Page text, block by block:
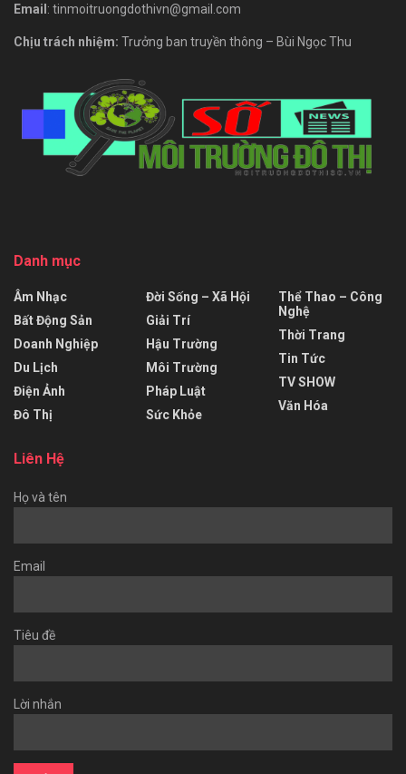
Email : tinmoitruongdothivn@gmail.com
Chịu trách nhiệm: Trưởng ban truyền thông – Bùi Ngọc Thu
Danh mục
Âm Nhạc
Bất Động Sản
Doanh Nghiệp
Du Lịch
Điện Ảnh
Đô Thị
Đời Sống – Xã Hội
Giải Trí
Hậu Trường
Môi Trường
Pháp Luật
Sức Khỏe
Thể Thao – Công
Nghệ
Thời Trang
Tin Tức
TV SHOW
Văn Hóa
Liên Hệ
Họ và tên
Email
Tiêu đề
Lời nhắn